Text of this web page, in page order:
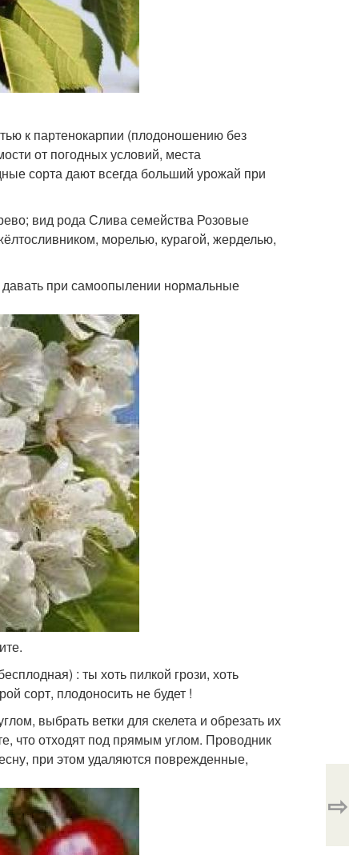
к партенокарпии (плодоношению без
от погодных условий, места
сорта дают всегда больший урожай при
вид рода Слива семейства Розовые
морелью, курагой, жерделью,
давать при самоопылении нормальные
: ты хоть пилкой грози, хоть
сорт, плодоносить не будет !​
выбрать ветки для скелета и обрезать их
что отходят под прямым углом. Проводник
при этом удаляются поврежденные,
⇨